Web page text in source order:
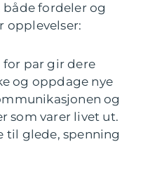
fordeler og
opplevelser:
for par gir dere
og oppdage nye
og
som varer livet ut.
til glede, spenning